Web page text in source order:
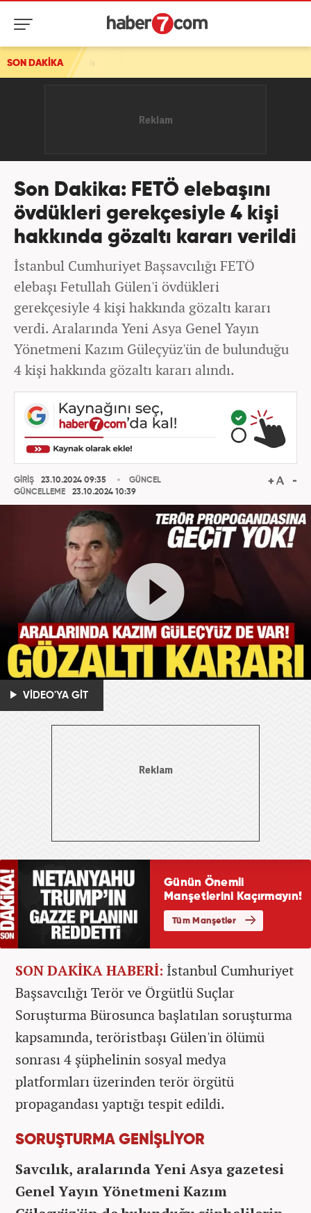
SON DAKİKA
Son Dakika: FETÖ elebaşını
övdükleri gerekçesiyle 4 kişi
hakkında gözaltı kararı verildi
İstanbul Cumhuriyet Başsavcılığı FETÖ
elebaşı Fetullah Gülen'i övdükleri
gerekçesiyle 4 kişi hakkında gözaltı kararı
verdi. Aralarında Yeni Asya Genel Yayın
Yönetmeni Kazım Güleçyüz'ün de bulunduğu
4 kişi hakkında gözaltı kararı alındı.
GİRİŞ
23.10.2024 09:35
GÜNCELLEME
23.10.2024 10:39
GÜNCEL
VİDEO'YA GİT
SON DAKİKA HABERİ: İstanbul Cumhuriyet
Başsavcılığı Terör ve Örgütlü Suçlar
Soruşturma Bürosunca başlatılan soruşturma
kapsamında, teröristbaşı Gülen'in ölümü
sonrası 4 şüphelinin sosyal medya
platformları üzerinden terör örgütü
propagandası yaptığı tespit edildi.
SORUŞTURMA GENİŞLİYOR
Savcılık, aralarında Yeni Asya gazetesi
Genel Yayın Yönetmeni Kazım